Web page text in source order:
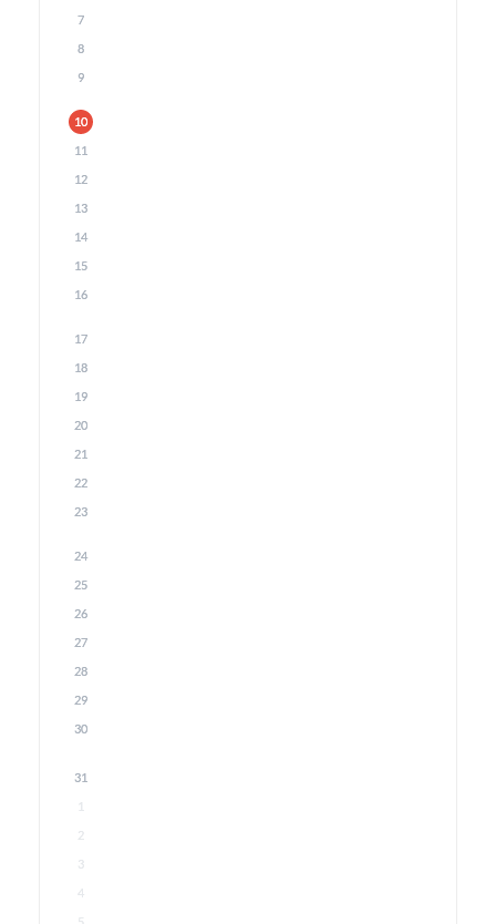
7
8
9
10
11
12
13
14
15
16
17
18
19
20
21
22
23
24
25
26
27
28
29
30
31
1
2
3
4